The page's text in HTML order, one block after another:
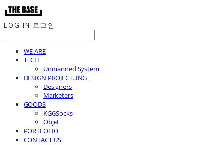
LOG IN 로그인
WE ARE
TECH
Unmanned System
DESIGN PROJECT..ING
Designers
Marketers
GOODS
KGGSocks
Objet
PORTFOLIO
CONTACT US